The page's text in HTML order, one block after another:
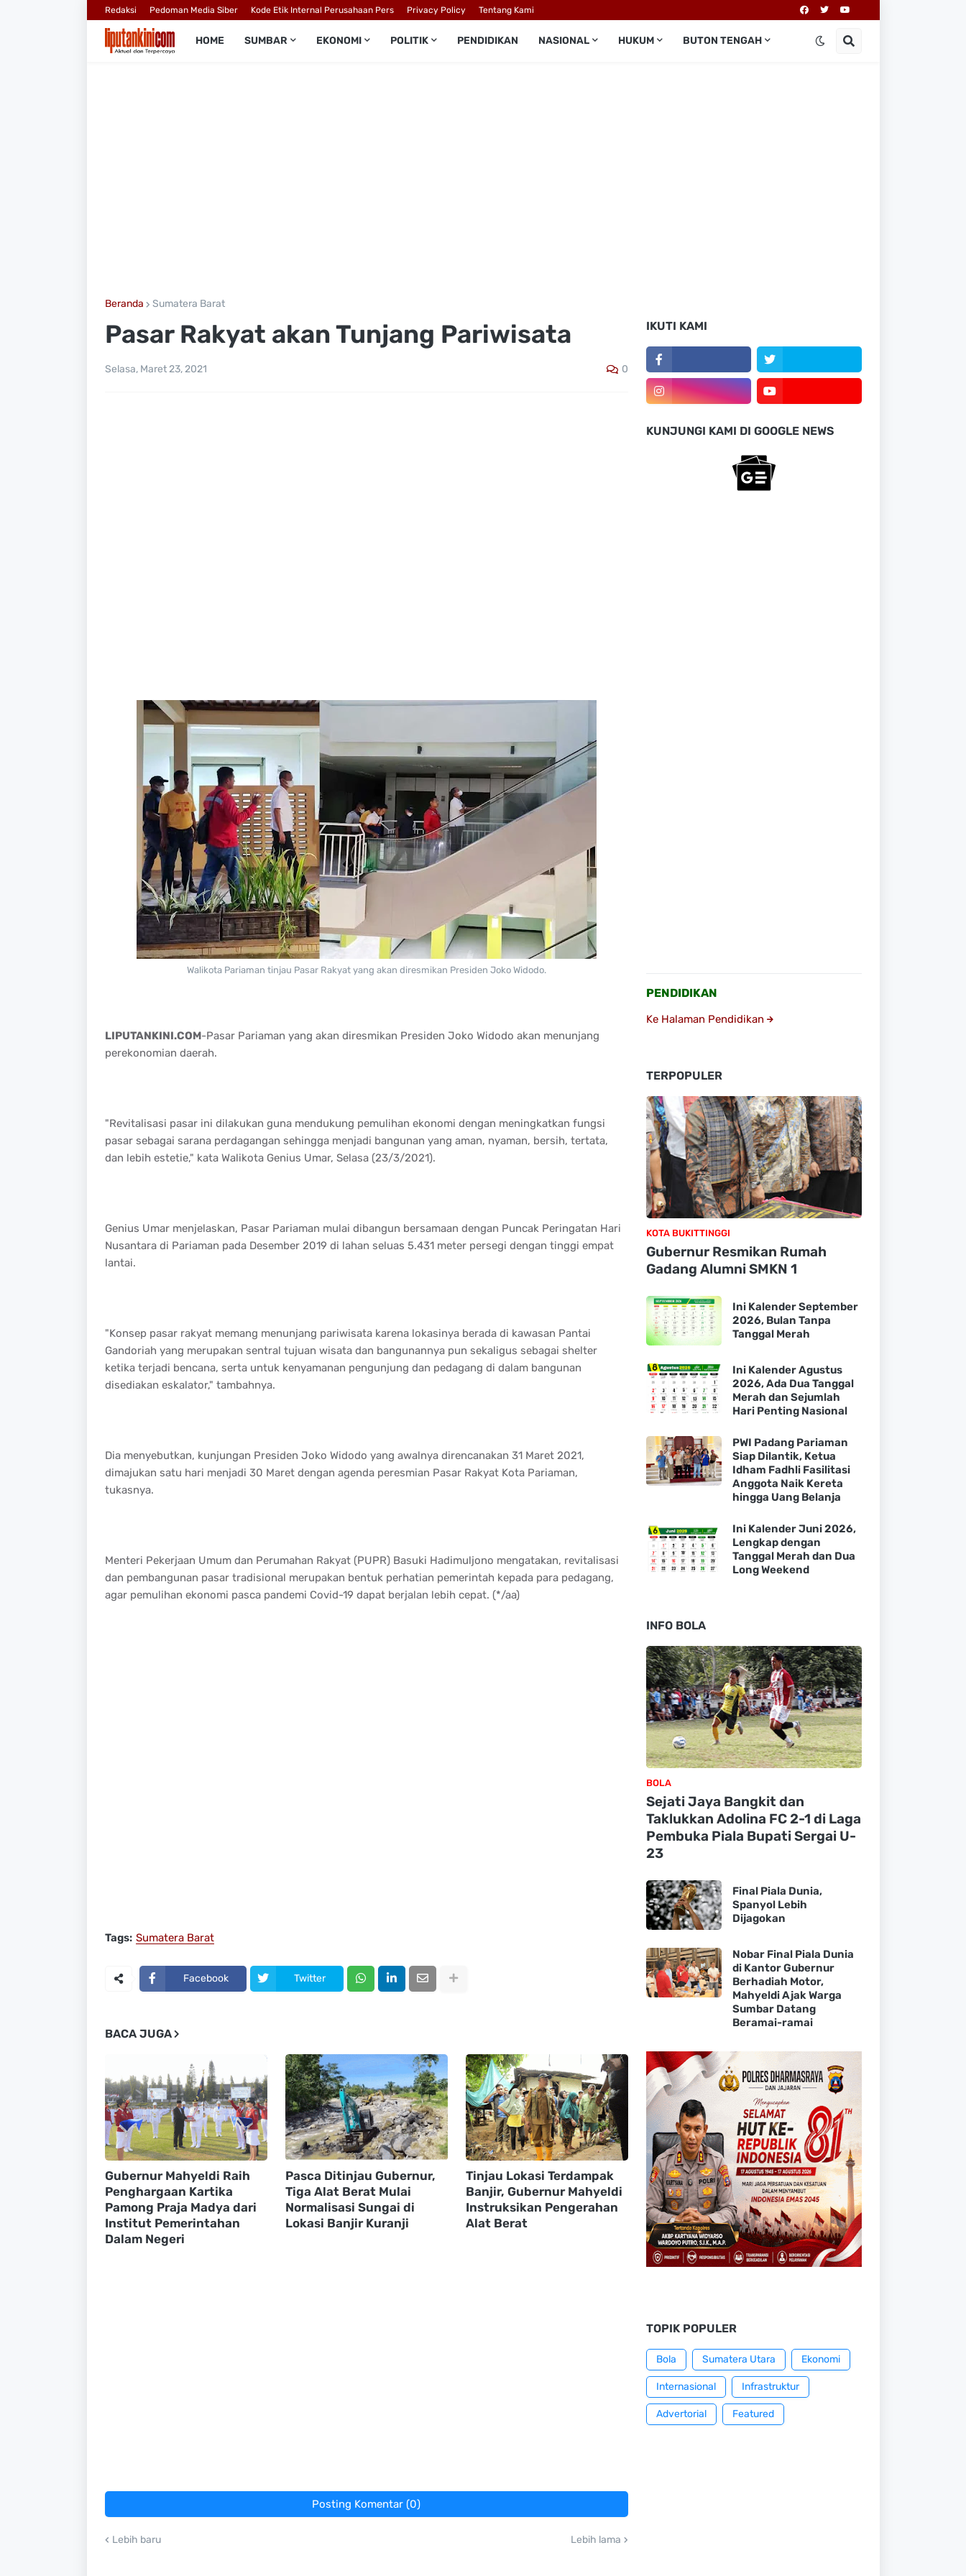
Redaksi Pedoman Media Siber Kode Etik Internal Perusahaan Pers Privacy Policy Tentang Kami
HOME SUMBAR EKONOMI POLITIK PENDIDIKAN NASIONAL HUKUM BUTON TENGAH
Beranda Sumatera Barat
Pasar Rakyat akan Tunjang Pariwisata
Selasa, Maret 23, 2021 0
Walikota Pariaman tinjau Pasar Rakyat yang akan diresmikan Presiden Joko Widodo.
LIPUTANKINI.COM-Pasar Pariaman yang akan diresmikan Presiden Joko Widodo akan menunjang
perekonomian daerah.
"Revitalisasi pasar ini dilakukan guna mendukung pemulihan ekonomi dengan meningkatkan fungsi
pasar sebagai sarana perdagangan sehingga menjadi bangunan yang aman, nyaman, bersih, tertata,
dan lebih estetie," kata Walikota Genius Umar, Selasa (23/3/2021).
Genius Umar menjelaskan, Pasar Pariaman mulai dibangun bersamaan dengan Puncak Peringatan Hari
Nusantara di Pariaman pada Desember 2019 di lahan seluas 5.431 meter persegi dengan tinggi empat
lantai.
"Konsep pasar rakyat memang menunjang pariwisata karena lokasinya berada di kawasan Pantai
Gandoriah yang merupakan sentral tujuan wisata dan bangunannya pun sekaligus sebagai shelter
ketika terjadi bencana, serta untuk kenyamanan pengunjung dan pedagang di dalam bangunan
disediakan eskalator," tambahnya.
Dia menyebutkan, kunjungan Presiden Joko Widodo yang awalnya direncanakan 31 Maret 2021,
dimajukan satu hari menjadi 30 Maret dengan agenda peresmian Pasar Rakyat Kota Pariaman,
tukasnya.
Menteri Pekerjaan Umum dan Perumahan Rakyat (PUPR) Basuki Hadimuljono mengatakan, revitalisasi
dan pembangunan pasar tradisional merupakan bentuk perhatian pemerintah kepada para pedagang,
agar pemulihan ekonomi pasca pandemi Covid-19 dapat berjalan lebih cepat. (*/aa)
Tags: Sumatera Barat
Facebook Twitter
BACA JUGA
Gubernur Mahyeldi Raih
Penghargaan Kartika
Pamong Praja Madya dari
Institut Pemerintahan
Dalam Negeri
Pasca Ditinjau Gubernur,
Tiga Alat Berat Mulai
Normalisasi Sungai di
Lokasi Banjir Kuranji
Tinjau Lokasi Terdampak
Banjir, Gubernur Mahyeldi
Instruksikan Pengerahan
Alat Berat
Posting Komentar (0)
Lebih baru Lebih lama
IKUTI KAMI
KUNJUNGI KAMI DI GOOGLE NEWS
PENDIDIKAN
Ke Halaman Pendidikan
TERPOPULER
KOTA BUKITTINGGI
Gubernur Resmikan Rumah
Gadang Alumni SMKN 1
Ini Kalender September
2026, Bulan Tanpa
Tanggal Merah
Ini Kalender Agustus
2026, Ada Dua Tanggal
Merah dan Sejumlah
Hari Penting Nasional
PWI Padang Pariaman
Siap Dilantik, Ketua
Idham Fadhli Fasilitasi
Anggota Naik Kereta
hingga Uang Belanja
Ini Kalender Juni 2026,
Lengkap dengan
Tanggal Merah dan Dua
Long Weekend
INFO BOLA
BOLA
Sejati Jaya Bangkit dan
Taklukkan Adolina FC 2-1 di Laga
Pembuka Piala Bupati Sergai U-
23
Final Piala Dunia,
Spanyol Lebih
Dijagokan
Nobar Final Piala Dunia
di Kantor Gubernur
Berhadiah Motor,
Mahyeldi Ajak Warga
Sumbar Datang
Beramai-ramai
TOPIK POPULER
Bola Sumatera Utara Ekonomi
Internasional Infrastruktur
Advertorial Featured